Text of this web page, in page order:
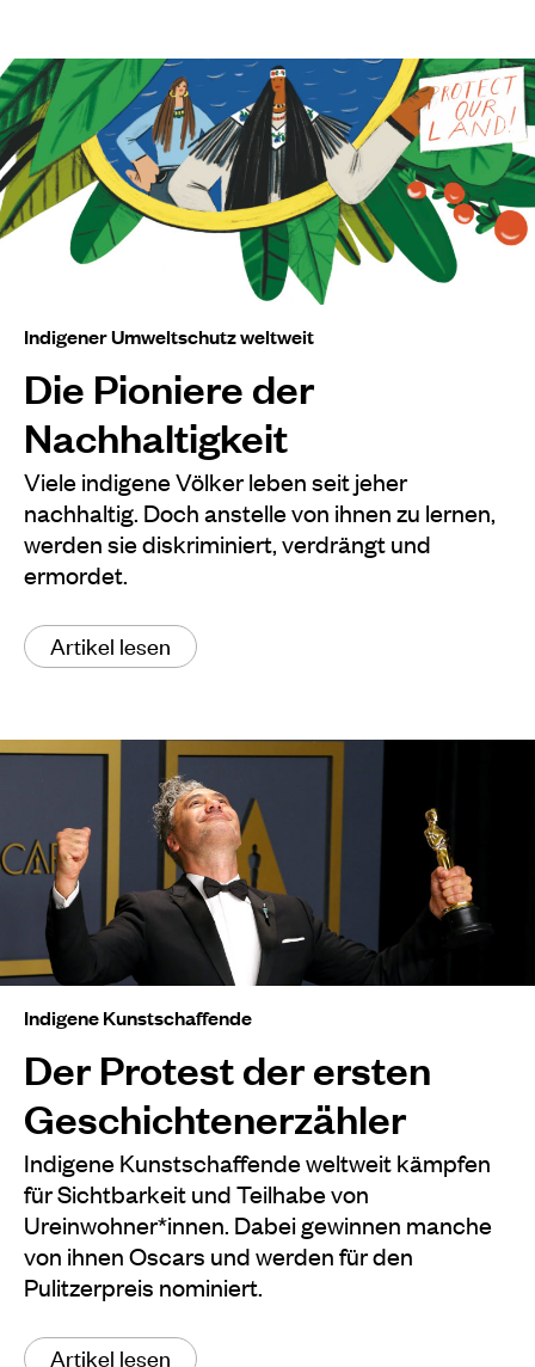
Indigener Umweltschutz weltweit
Die Pioniere der
Nachhaltigkeit
Viele indigene Völker leben seit jeher
nachhaltig. Doch anstelle von ihnen zu lernen,
werden sie diskriminiert, verdrängt und
ermordet.
Artikel lesen
Indigene Kunstschaffende
Der Protest der ersten
Geschichtenerzähler
Indigene Kunstschaffende weltweit kämpfen
für Sichtbarkeit und Teilhabe von
Ureinwohner*innen. Dabei gewinnen manche
von ihnen Oscars und werden für den
Pulitzerpreis nominiert.
Artikel lesen